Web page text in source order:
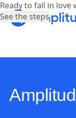
Ready to fall in love
See the steps